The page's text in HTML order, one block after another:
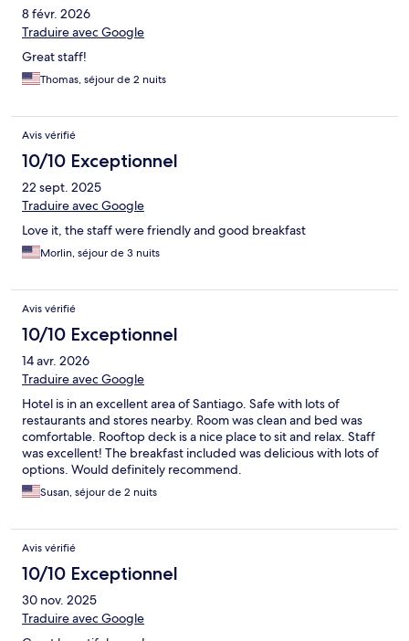
8 févr. 2026
Traduire avec Google
Great staff!
Thomas, séjour de 2 nuits
Avis vérifié
10/10 Exceptionnel
22 sept. 2025
Traduire avec Google
Love it, the staff were friendly and good breakfast
Morlin, séjour de 3 nuits
Avis vérifié
10/10 Exceptionnel
14 avr. 2026
Traduire avec Google
Hotel is in an excellent area of Santiago. Safe with lots of
restaurants and stores nearby. Room was clean and bed was
comfortable. Rooftop deck is a nice place to sit and relax. Staff
was excellent! The breakfast included was delicious with lots of
options. Would definitely recommend.
Susan, séjour de 2 nuits
Avis vérifié
10/10 Exceptionnel
30 nov. 2025
Traduire avec Google